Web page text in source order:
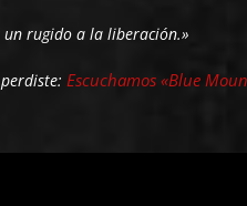
un rugido a la liberación.»
Escuchamos «Blue